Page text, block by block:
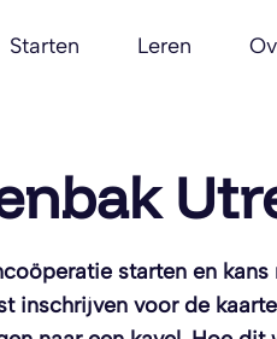
Starten Leren
starten en
inschrijven voor de